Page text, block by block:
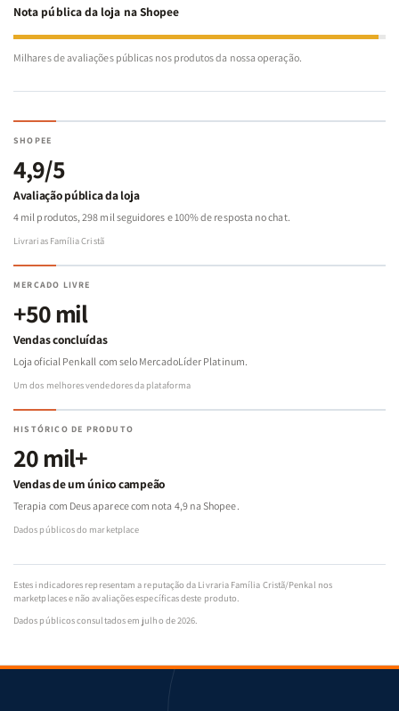
Nota pública da loja na Shopee
Milhares de avaliações públicas nos produtos da nossa operação.
SHOPEE
4,9/5
Avaliação pública da loja
4 mil produtos, 298 mil seguidores e 100% de resposta no chat.
Livrarias Família Cristã
MERCADO LIVRE
+50 mil
Vendas concluídas
Loja oficial Penkall com selo MercadoLíder Platinum.
Um dos melhores vendedores da plataforma
HISTÓRICO DE PRODUTO
20 mil+
Vendas de um único campeão
Terapia com Deus aparece com nota 4,9 na Shopee.
Dados públicos do marketplace
Estes indicadores representam a reputação da Livraria Família Cristã/Penkal nos
marketplaces e não avaliações específicas deste produto.
Dados públicos consultados em julho de 2026.